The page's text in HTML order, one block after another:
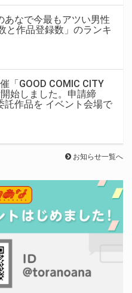
あなで今最もアツい男性
と作品登録数」のランキ
「GOOD COMIC CITY
始しました。申請締
作品を イベント会場で
お知らせ一覧へ